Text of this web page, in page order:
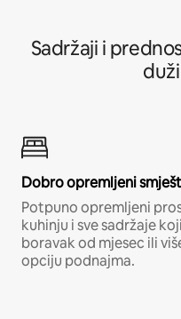
Sadržaji i
Dobro opremljeni
Potpuno opremljeni
kuhinju i sve sadržaje
boravak od mjesec ili
opciju podnajma.